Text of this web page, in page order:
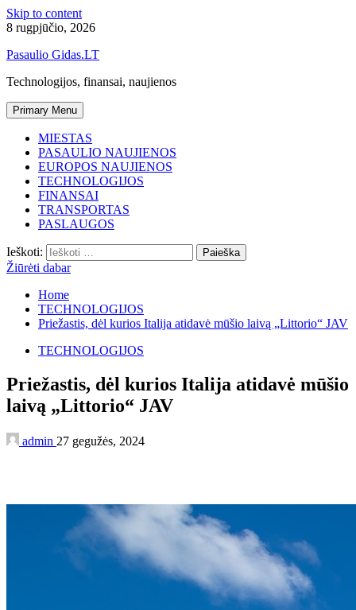
Skip to content
8 rugpjūčio, 2026
Pasaulio Gidas.LT
Technologijos, finansai, naujienos
Primary Menu
MIESTAS
PASAULIO NAUJIENOS
EUROPOS NAUJIENOS
TECHNOLOGIJOS
FINANSAI
TRANSPORTAS
PASLAUGOS
Ieškoti:
Žiūrėti dabar
Home
TECHNOLOGIJOS
Priežastis, dėl kurios Italija atidavė mūšio laivą „Littorio“ JAV
TECHNOLOGIJOS
Priežastis, dėl kurios Italija atidavė mūšio
laivą „Littorio“ JAV
admin 27 gegužės, 2024